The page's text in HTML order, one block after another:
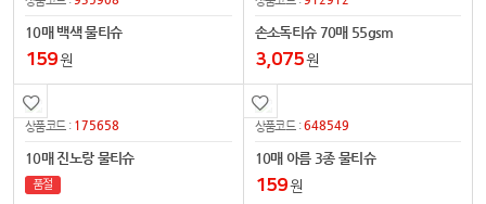
10매 백색 물티슈
159원
손소독티슈 70매 55gsm
3,075원
상품코드 : 175658
10매 진노랑 물티슈
품절
상품코드 :648549
10매 아름 3종 물티슈
159원